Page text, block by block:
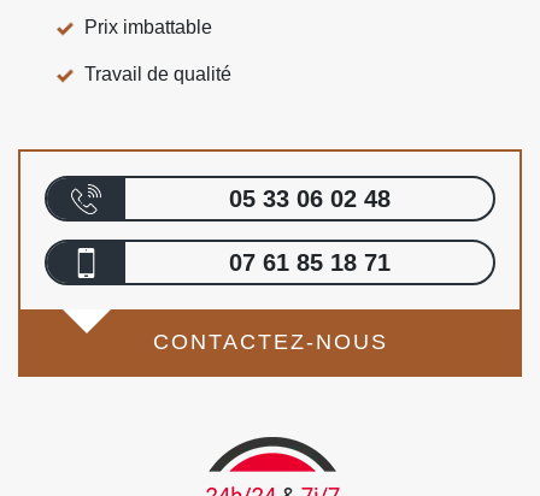
Prix imbattable
Travail de qualité
05 33 06 02 48
07 61 85 18 71
CONTACTEZ-NOUS